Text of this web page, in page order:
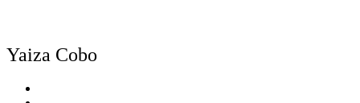
⁠Yaiza Cobo